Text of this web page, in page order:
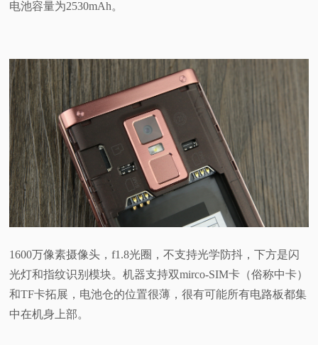
电池容量为2530mAh。
1600万像素摄像头，f1.8光圈，不支持光学防抖，下方是闪
光灯和指纹识别模块。机器支持双mirco-SIM卡（俗称中卡）
和TF卡拓展，电池仓的位置很薄，很有可能所有电路板都集
中在机身上部。